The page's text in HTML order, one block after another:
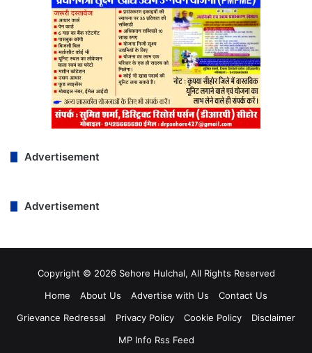
Advertisement
Advertisement
Copyright © 2026 Sehore Hulchal, All Rights Reserved
Home
About Us Advertise with Us
Contact Us
Grievance Redressal
Privacy Policy Cookie Policy
Disclaimer
MP Info Rss Feed